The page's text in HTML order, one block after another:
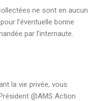
ne sont en aucun
l’éventuelle bonne
par l’internaute.
la vie privée, vous
@AMS Action